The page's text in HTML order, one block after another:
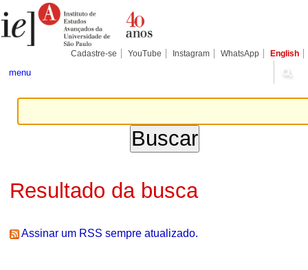
para
conteúdo.
Pessoais
Cadastre-se YouTube Instagram WhatsApp English
menu
Resultado da busca
Assinar um RSS sempre atualizado.